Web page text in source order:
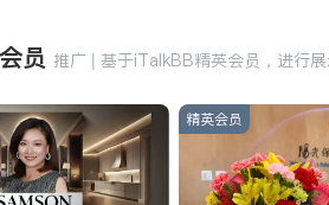
员 推广 | 基于iTalkBB精英会员，进行
精英会员